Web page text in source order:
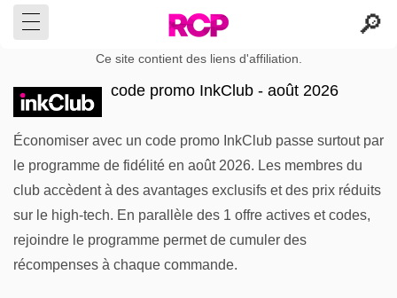
Ce site contient des liens d'affiliation.
code promo InkClub - août 2026
Économiser avec un code promo InkClub passe surtout par
le programme de fidélité en août 2026. Les membres du
club accèdent à des avantages exclusifs et des prix réduits
sur le high-tech. En parallèle des 1 offre actives et codes,
rejoindre le programme permet de cumuler des
récompenses à chaque commande.